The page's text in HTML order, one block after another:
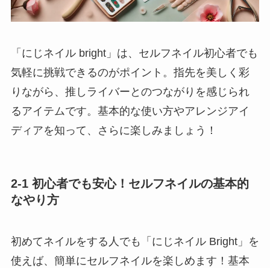
「にじネイル bright」は、セルフネイル初心者でも
気軽に挑戦できるのがポイント。指先を美しく彩
りながら、推しライバーとのつながりを感じられ
るアイテムです。基本的な使い方やアレンジアイ
ディアを知って、さらに楽しみましょう！
2-1 初心者でも安心！セルフネイルの基本的
なやり方
初めてネイルをする人でも「にじネイル Bright」を
使えば、簡単にセルフネイルを楽しめます！基本